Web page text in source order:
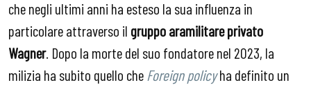
che negli ultimi anni ha esteso la sua influenza in
particolare attraverso il gruppo aramilitare privato
Wagner. Dopo la morte del suo fondatore nel 2023, la
milizia ha subito quello che Foreign policyha definito un